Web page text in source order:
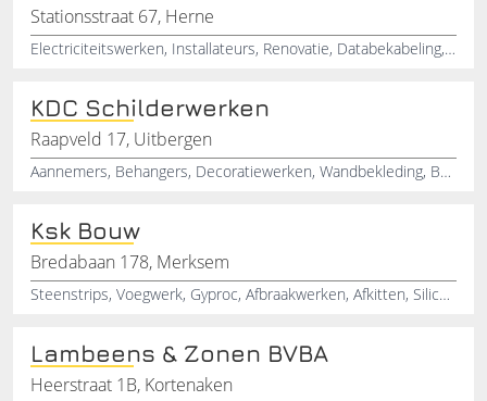
Stationsstraat 67, Herne
Electriciteitswerken, Installateurs, Renovatie, Databekabeling, Domotica, Camerabewaking, Videobewaking, Betonboringen, Toegangscontrole, Herne
KDC Schilderwerken
Raapveld 17, Uitbergen
Aannemers, Behangers, Decoratiewerken, Wandbekleding, Buitenschilderwerk, Schildersbedrijf, Binnenschilderwerk, Karweiwerken, Wandafwerking, Vloerbekleding
Ksk Bouw
Bredabaan 178, Merksem
Steenstrips, Voegwerk, Gyproc, Afbraakwerken, Afkitten, Siliconenkit, Loodgieter, Tegel Werken, Natuursteen Plaatsen, Verkoop En Plaatsing
Lambeens & Zonen BVBA
Heerstraat 1B, Kortenaken